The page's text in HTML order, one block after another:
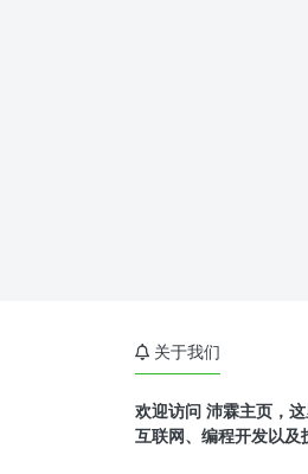
关于我们
欢迎访问 沛霖主页，
互联网、编程开发以及